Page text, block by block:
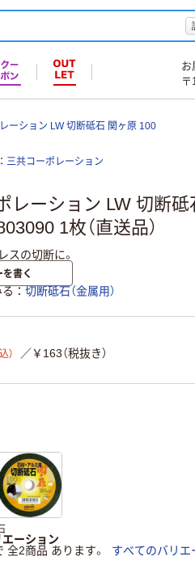
お
〒
ーション LW 切断砥石 関ヶ原 100
三共コーポレーション
レーション LW 切断
1枚（直送品）
スの切断に。
書く
切断砥石（金属用）
） ／￥163（税抜き）
ーション
全2商品 あります。
すべてのバリエ